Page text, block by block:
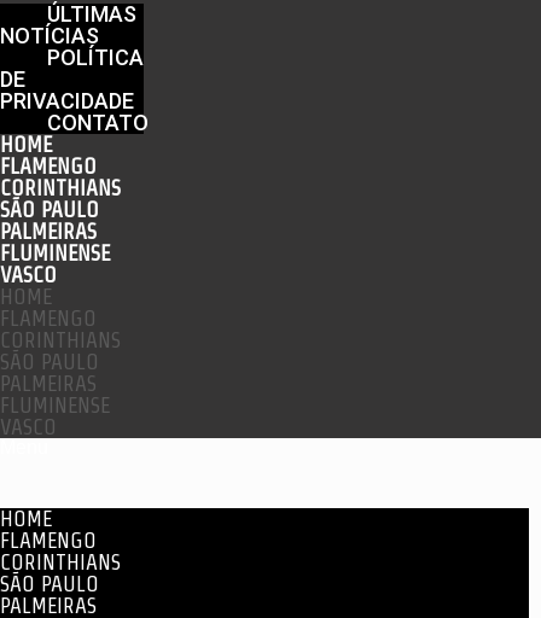
ÚLTIMAS
NOTÍCIAS
POLÍTICA
DE
PRIVACIDADE
CONTATO
HOME
FLAMENGO
CORINTHIANS
SÃO PAULO
PALMEIRAS
FLUMINENSE
VASCO
HOME
FLAMENGO
CORINTHIANS
SÃO PAULO
PALMEIRAS
FLUMINENSE
VASCO
HOME
FLAMENGO
CORINTHIANS
SÃO PAULO
PALMEIRAS